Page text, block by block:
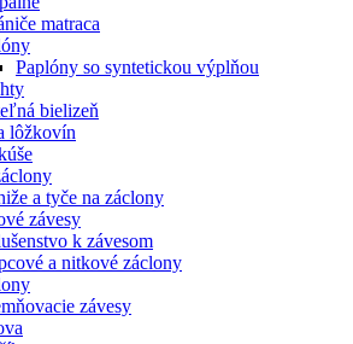
matraca
Paplóny so syntetickou výplňou
bielizeň
lôžkovín
a tyče na záclony
závesy
k závesom
a nitkové záclony
závesy